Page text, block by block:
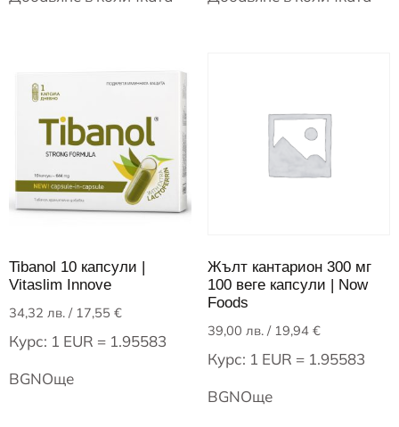
Tibanol 10 капсули |
Vitaslim Innove
34,32 лв. / 17,55 €
Курс: 1 EUR = 1.95583
BGNОще
Жълт кантарион 300 мг
100 веге капсули | Now
Foods
39,00 лв./ 19,94 €
Курс: 1 EUR = 1.95583
BGNОще